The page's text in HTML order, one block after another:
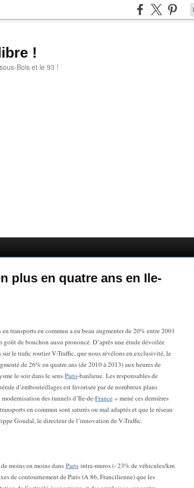
!
Bois et le 93 !
plus en quatre ans en Ile-
transports en commun a eu beau augmenter de 20% entre 2001
goût de bouchon aussi prononcé. D’après une étude dévoilée
le trafic routier V-Traffic, que nous révélons en exclusivité, le
de 26% en quatre ans (de 2010 à 2013) aux heures de
le soir dans le sens Paris-banlieue. Les responsables de
d’embouteillages est favorisée par de nombreux plans
des tunnels d’Ile-de-France » mené ces dernières
en commun sont saturés ou mal adaptés et que le réseau
Goudal, le directeur de l’innovation de V-Traffic.
moins en moins dans Paris intra-muros (- 23% de véhicules/km
de contournement de Paris (A 86, Francilienne) que les